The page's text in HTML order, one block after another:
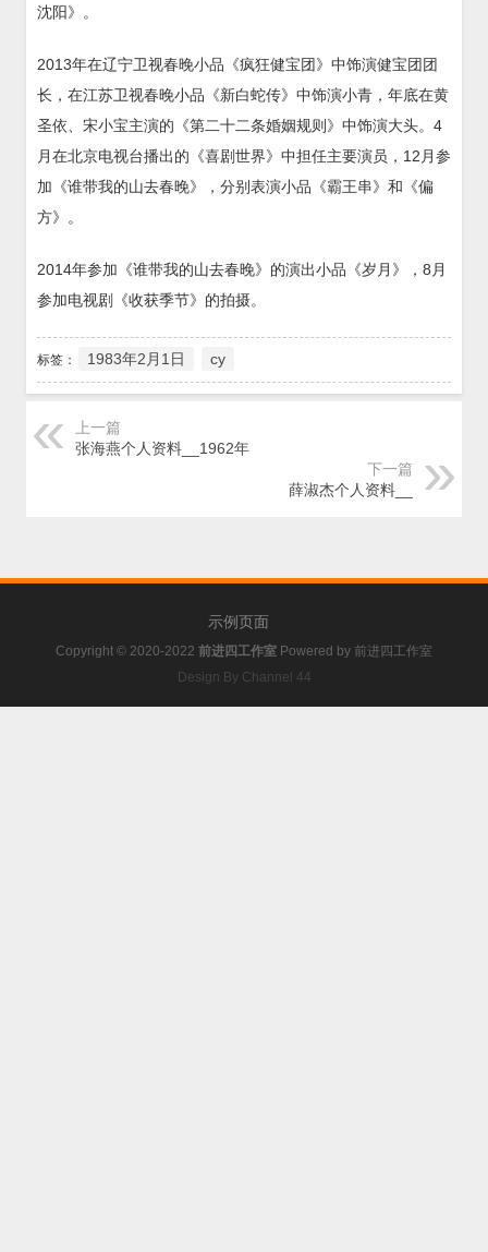
沈阳》。
2013年在辽宁卫视春晚小品《疯狂健宝团》中饰演健宝团团
长，在江苏卫视春晚小品《新白蛇传》中饰演小青，年底在黄
圣依、宋小宝主演的《第二十二条婚姻规则》中饰演大头。4
月在北京电视台播出的《喜剧世界》中担任主要演员，12月参
加《谁带我的山去春晚》，分别表演小品《霸王串》和《偏
方》。
2014年参加《谁带我的山去春晚》的演出小品《岁月》，8月
参加电视剧《收获季节》的拍摄。
标签： 1983年2月1日 cy
上一篇
张海燕个人资料__1962年
下一篇
薛淑杰个人资料__
示例页面
Copyright © 2020-2022 前进四工作室 Powered by 前进四工作室
Design By Channel 44